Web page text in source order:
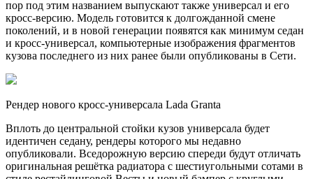
пор под этим названием выпускают также универсал и его
кросс-версию. Модель готовится к долгожданной смене
поколений, и в новой генерации появятся как минимум седан
и кросс-универсал, компьютерные изображения фрагментов
кузова последнего из них ранее были опубликованы в Сети.
Рендер нового кросс-универсала Lada Granta
Вплоть до центральной стойки кузов универсала будет
идентичен седану, рендеры которого мы недавно
опубликовали. Вседорожную версию спереди будут отличать
оригинальная решётка радиатора с шестиугольными сотами в